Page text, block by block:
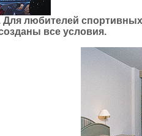
Для любителей
все условия.